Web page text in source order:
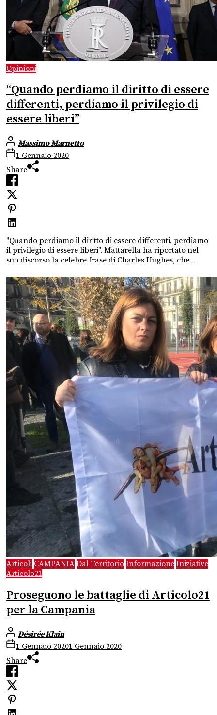
Opinioni
“Quando perdiamo il diritto di essere
differenti, perdiamo il privilegio di
essere liberi”
Massimo Marnetto
1 Gennaio 2020
Share
"Quando perdiamo il diritto di essere differenti, perdiamo
il privilegio di essere liberi". Mattarella ha riportato nel
suo discorso la celebre frase di Charles Hughes, che...
Articoli CAMPANIA Dal Territorio Informazione Iniziative
Articolo21
Proseguono le battaglie di Articolo21
per la Campania
Désirée Klain
1 Gennaio 20201 Gennaio 2020
Share